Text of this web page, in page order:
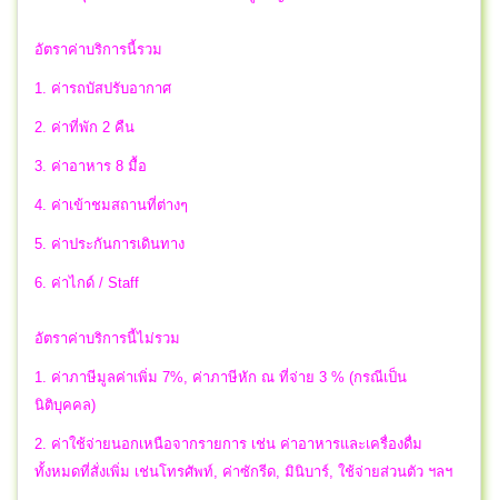
อัตราค่าบริการนี้รวม
1. ค่ารถบัสปรับอากาศ
2. ค่าที่พัก 2 คืน
3. ค่าอาหาร 8 มื้อ
4. ค่าเข้าชมสถานที่ต่างๆ
5. ค่าประกันการเดินทาง
6. ค่าไกด์ / Staff
อัตราค่าบริการนี้ไม่รวม
1. ค่าภาษีมูลค่าเพิ่ม 7%, ค่าภาษีหัก ณ ที่จ่าย 3 % (กรณีเป็น
นิติบุคคล)
2. ค่าใช้จ่ายนอกเหนือจากรายการ เช่น ค่าอาหารและเครื่องดื่ม
ทั้งหมดที่สั่งเพิ่ม เช่นโทรศัพท์, ค่าซักรีด, มินิบาร์, ใช้จ่ายส่วนตัว ฯลฯ